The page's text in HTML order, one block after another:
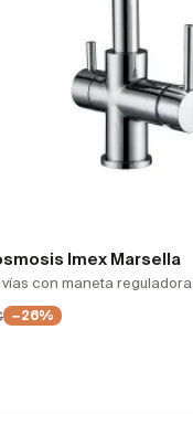
Imex Marsella
con maneta reguladora
−26%